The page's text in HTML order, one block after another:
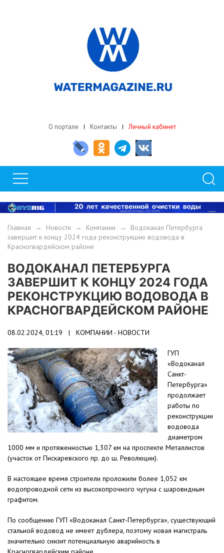
О портале Контакты Личный кабинет
Главная → Новости → Компании → Водоканал Петербурга
завершит к концу 2024 года реконструкцию водовода в
Красногвардейском районе
ВОДОКАНАЛ ПЕТЕРБУРГА
ЗАВЕРШИТ К КОНЦУ 2024 ГОДА
РЕКОНСТРУКЦИЮ ВОДОВОДА В
КРАСНОГВАРДЕЙСКОМ РАЙОНЕ
08.02.2024, 01:19 | КОМПАНИИ - НОВОСТИ
ГУП
«Водоканал
Санкт-
Петербурга»
продолжает
работы по
реконструкции
водовода
диаметром
1000 мм и протяженностью 1,307 км на проспекте Металлистов
(участок от Пискаревского пр. до ш. Революции).
В настоящее время строители проложили более 1,052 км
водопроводной сети из высокопрочного чугуна с шаровидным
графитом.
По сообщению ГУП «Водоканал Санкт-Петербурга», существующий
стальной водовод не имеет дублера, поэтому новая магистраль
значительно снизит потенциальную аварийность в